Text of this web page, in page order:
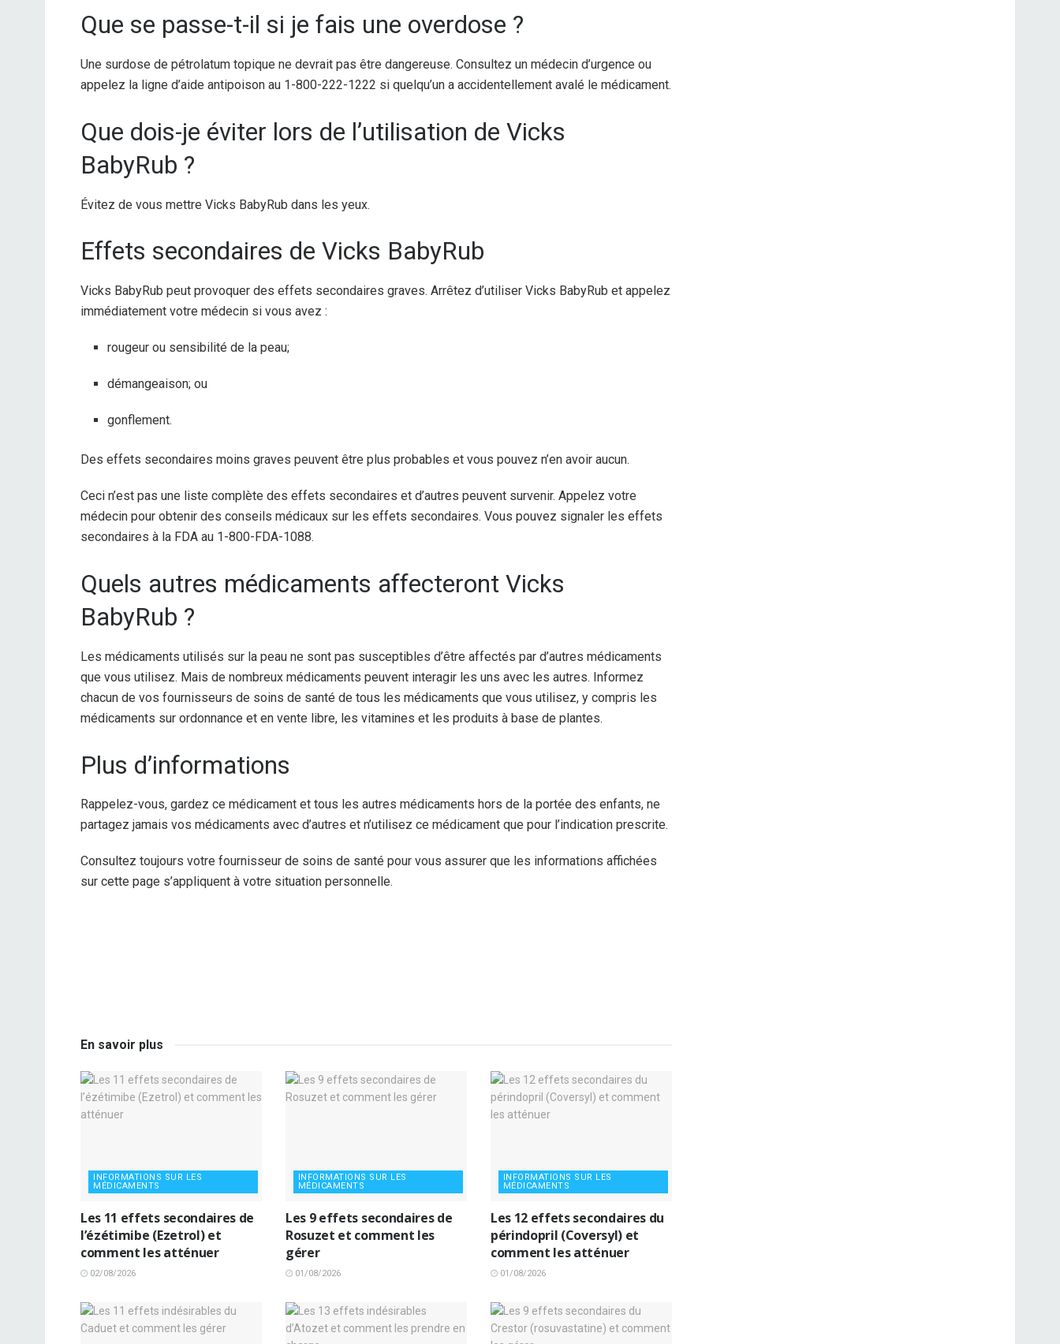
Que se passe-t-il si je fais une overdose ?
Une surdose de pétrolatum topique ne devrait pas être dangereuse. Consultez un médecin d’urgence ou
appelez la ligne d’aide antipoison au 1-800-222-1222 si quelqu’un a accidentellement avalé le médicament.
Que dois-je éviter lors de l’utilisation de Vicks
BabyRub ?
Évitez de vous mettre Vicks BabyRub dans les yeux.
Effets secondaires de Vicks BabyRub
Vicks BabyRub peut provoquer des effets secondaires graves. Arrêtez d’utiliser Vicks BabyRub et appelez
immédiatement votre médecin si vous avez :
rougeur ou sensibilité de la peau;
démangeaison; ou
gonflement.
Des effets secondaires moins graves peuvent être plus probables et vous pouvez n’en avoir aucun.
Ceci n’est pas une liste complète des effets secondaires et d’autres peuvent survenir. Appelez votre
médecin pour obtenir des conseils médicaux sur les effets secondaires. Vous pouvez signaler les effets
secondaires à la FDA au 1-800-FDA-1088.
Quels autres médicaments affecteront Vicks
BabyRub ?
Les médicaments utilisés sur la peau ne sont pas susceptibles d’être affectés par d’autres médicaments
que vous utilisez. Mais de nombreux médicaments peuvent interagir les uns avec les autres. Informez
chacun de vos fournisseurs de soins de santé de tous les médicaments que vous utilisez, y compris les
médicaments sur ordonnance et en vente libre, les vitamines et les produits à base de plantes.
Plus d’informations
Rappelez-vous, gardez ce médicament et tous les autres médicaments hors de la portée des enfants, ne
partagez jamais vos médicaments avec d’autres et n’utilisez ce médicament que pour l’indication prescrite.
Consultez toujours votre fournisseur de soins de santé pour vous assurer que les informations affichées
sur cette page s’appliquent à votre situation personnelle.
En savoir plus
INFORMATIONS SUR LES
MÉDICAMENTS
Les 11 effets secondaires de
l’ézétimibe (Ezetrol) et
comment les atténuer
02/08/2026
INFORMATIONS SUR LES
MÉDICAMENTS
Les 9 effets secondaires de
Rosuzet et comment les
gérer
01/08/2026
INFORMATIONS SUR LES
MÉDICAMENTS
Les 12 effets secondaires du
périndopril (Coversyl) et
comment les atténuer
01/08/2026